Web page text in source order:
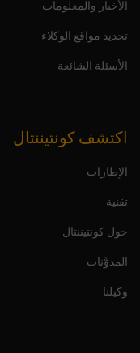
الأخبار والمعلومات
تحديد مواقع الوكلاء
الأسئلة الشائعة
اكتشف كونتيننتال
الإطارات
تقنية
حول كونتيننتال
المدوَّنات
وكيلنا